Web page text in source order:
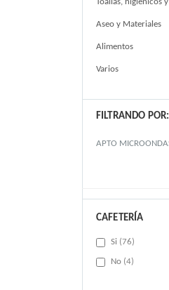
Aseo y Materiales
Alimentos
Varios
FILTRANDO POR:
APTO
CAFETERÍA
Si 76items
No 4items